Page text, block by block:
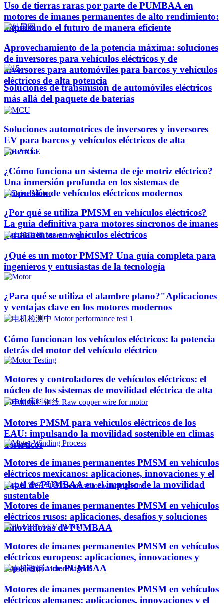
Uso de tierras raras por parte de PUMBAA en
motores de imanes permanentes de alto rendimiento:
impulsando el futuro de manera eficiente
Aprovechamiento de la potencia máxima: soluciones
de inversores para vehículos eléctricos y de
inversores para automóviles para barcos y vehículos
eléctricos de alta potencia
Soluciones de transmisión de automóviles eléctricos
más allá del paquete de baterías
Soluciones automotrices de inversores y inversores
EV para barcos y vehículos eléctricos de alta
potencia
¿Cómo funciona un sistema de eje motriz eléctrico?
Una inmersión profunda en los sistemas de
propulsión de vehículos eléctricos modernos
¿Por qué se utiliza PMSM en vehículos eléctricos?
La guía definitiva para motores síncronos de imanes
permanentes en vehículos eléctricos
¿Qué es un motor PMSM? Una guía completa para
ingenieros y entusiastas de la tecnología
¿Para qué se utiliza el alambre plano?"Aplicaciones
y ventajas clave en los motores modernos
Cómo funcionan los vehículos eléctricos: la potencia
detrás del motor del vehículo eléctrico
Motores y controladores de vehículos eléctricos: el
núcleo de los sistemas de movilidad eléctrica de alta
potencia
Motores PMSM para vehículos eléctricos de los
EAU: impulsando la movilidad sostenible en climas
desérticos
Motores de imanes permanentes PMSM en vehículos
eléctricos mexicanos: aplicaciones, innovaciones y el
papel de PUMBAA en el impulso de la movilidad
sustentable
Motores de imanes permanentes PMSM en vehículos
eléctricos rusos: aplicaciones, desafíos y soluciones
innovadoras de PUMBAA
Motores de imanes permanentes PMSM en vehículos
eléctricos europeos: aplicaciones, innovaciones y
experiencia de PUMBAA
Motores de imanes permanentes PMSM en vehículos
eléctricos alemanes: aplicaciones, innovaciones y el